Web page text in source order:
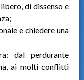
di dissenso e
e chiedere una
dal perdurante
ai molti conflitti